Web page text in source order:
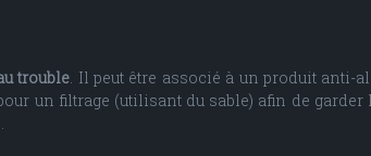
trouble. Il peut être associé à un produit anti-
un filtrage (utilisant du sable) afin de